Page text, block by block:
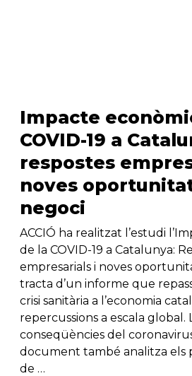
Impacte
COVID-19 a
respostes
noves
negoci
ACCIÓ ha realitzat l’estudi
de la COVID-19 a Catalunya:
empresarials i noves
tracta d’un informe que
crisi sanitària a l’economia
repercussions a escala global.
conseqüències del coronavirus
document també analitza els
de …